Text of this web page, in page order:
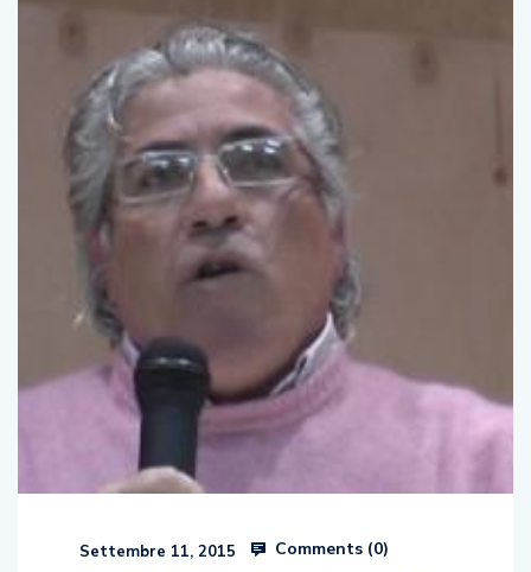
Settembre 11, 2015 Comments (0)